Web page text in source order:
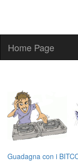
Home Page
Guadagna con i